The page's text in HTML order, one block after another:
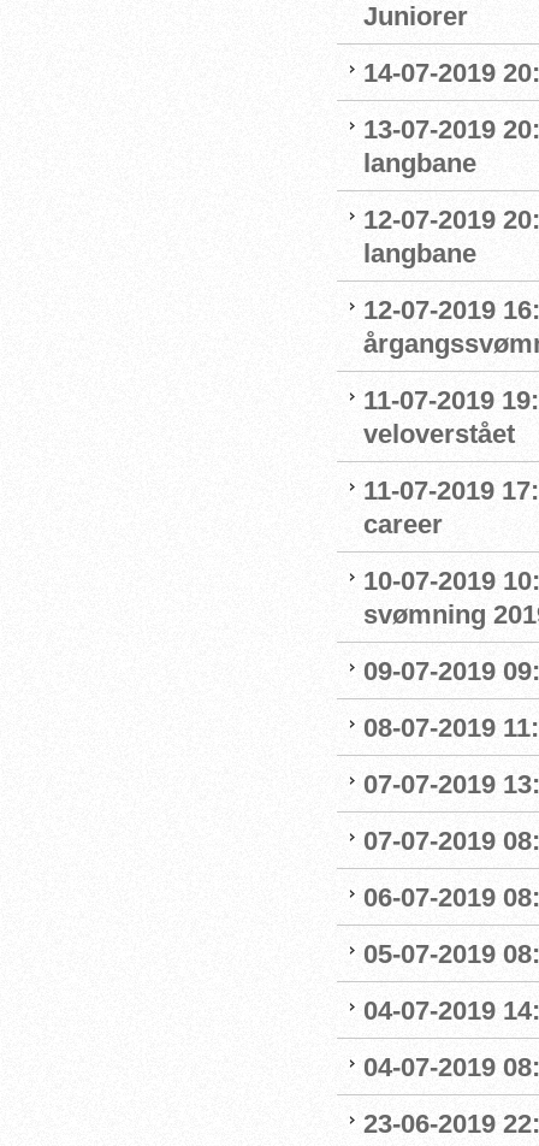
Juniorer
14-07-2019
13-07-2019
langbane
12-07-2019
langbane
12-07-2019
11-07-2019
veloverstået
11-07-2019
career
10-07-2019
svømning
09-07-2019
08-07-2019
07-07-2019
07-07-2019
06-07-2019
05-07-2019
04-07-2019
04-07-2019
23-06-2019